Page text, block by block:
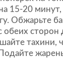
15-20
Обжарьте
обеих сторон
тахини,